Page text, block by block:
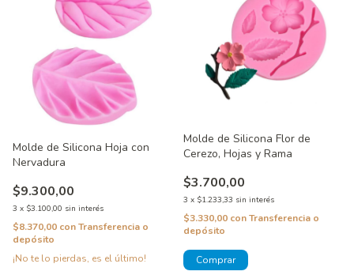
Molde de Silicona Hoja con
Nervadura
$9.300,00
3 x $3.100,00 sin interés
$8.370,00 conTransferencia o
depósito
¡No te lo pierdas, es el último!
Molde de Silicona Flor de
Cerezo, Hojas y Rama
$3.700,00
3 x $1.233,33 sin interés
$3.330,00 conTransferencia o
depósito